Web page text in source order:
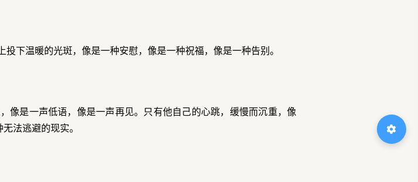
下温暖的光斑，像是一种安慰，像是一种祝福，像是一种告别。
像是一声低语，像是一声再见。只有他自己的心跳，缓慢而沉重，像
法逃避的现实。